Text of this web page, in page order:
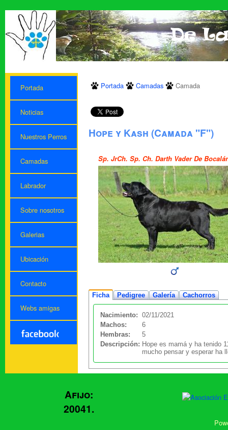
Portada
Noticias
Nuestros Perros
Camadas
Labrador
Sobre nosotros
Galerias
Ubicación
Contacto
Webs amigas
Portada Camadas Camada
Hope y Kash (Camada "F")
Sp. JrCh. Sp. Ch. Darth Vader De
Ficha Pedigree Galería Cachorros
Nacimiento: 02/11/2021
Machos:
6
Hembras:
5
Descripción: Hope es mamá y ha tenido
mucho pensar y esperar ha
Afijo:
20041.